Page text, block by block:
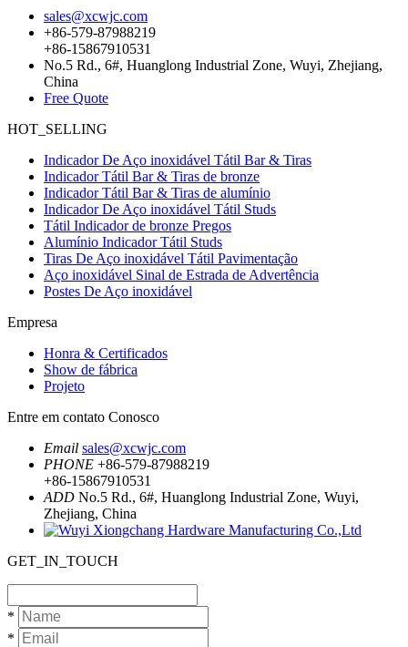
sales@xcwjc.com
+86-579-87988219
+86-15867910531
No.5 Rd., 6#, Huanglong Industrial Zone, Wuyi, Zhejiang,
China
Free Quote
HOT_SELLING
Indicador De Aço inoxidável Tátil Bar & Tiras
Indicador Tátil Bar & Tiras de bronze
Indicador Tátil Bar & Tiras de alumínio
Indicador De Aço inoxidável Tátil Studs
Tátil Indicador de bronze Pregos
Alumínio Indicador Tátil Studs
Tiras De Aço inoxidável Tátil Pavimentação
Aço inoxidável Sinal de Estrada de Advertência
Postes De Aço inoxidável
Empresa
Honra & Certificados
Show de fábrica
Projeto
Entre em contato Conosco
Email sales@xcwjc.com
PHONE +86-579-87988219
+86-15867910531
ADD No.5 Rd., 6#, Huanglong Industrial Zone, Wuyi,
Zhejiang, China
GET_IN_TOUCH
*
*